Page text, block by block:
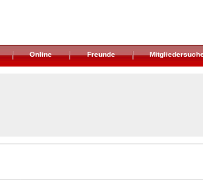
Online Freunde